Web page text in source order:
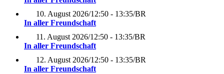
10. August 2026/12:50 - 13:35/BR
In aller Freundschaft
11. August 2026/12:50 - 13:35/BR
In aller Freundschaft
12. August 2026/12:50 - 13:35/BR
In aller Freundschaft